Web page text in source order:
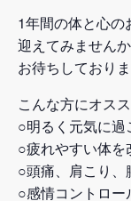
1年間の体と心の
迎えてみません
お待ちしておりま
こんな方にオス
○明るく元気に過
○疲れやすい体を
○頭痛、肩こり
○感情コントロー